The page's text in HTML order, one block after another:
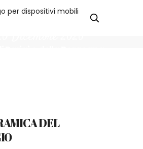
Parigi e della Borgogna
DEL